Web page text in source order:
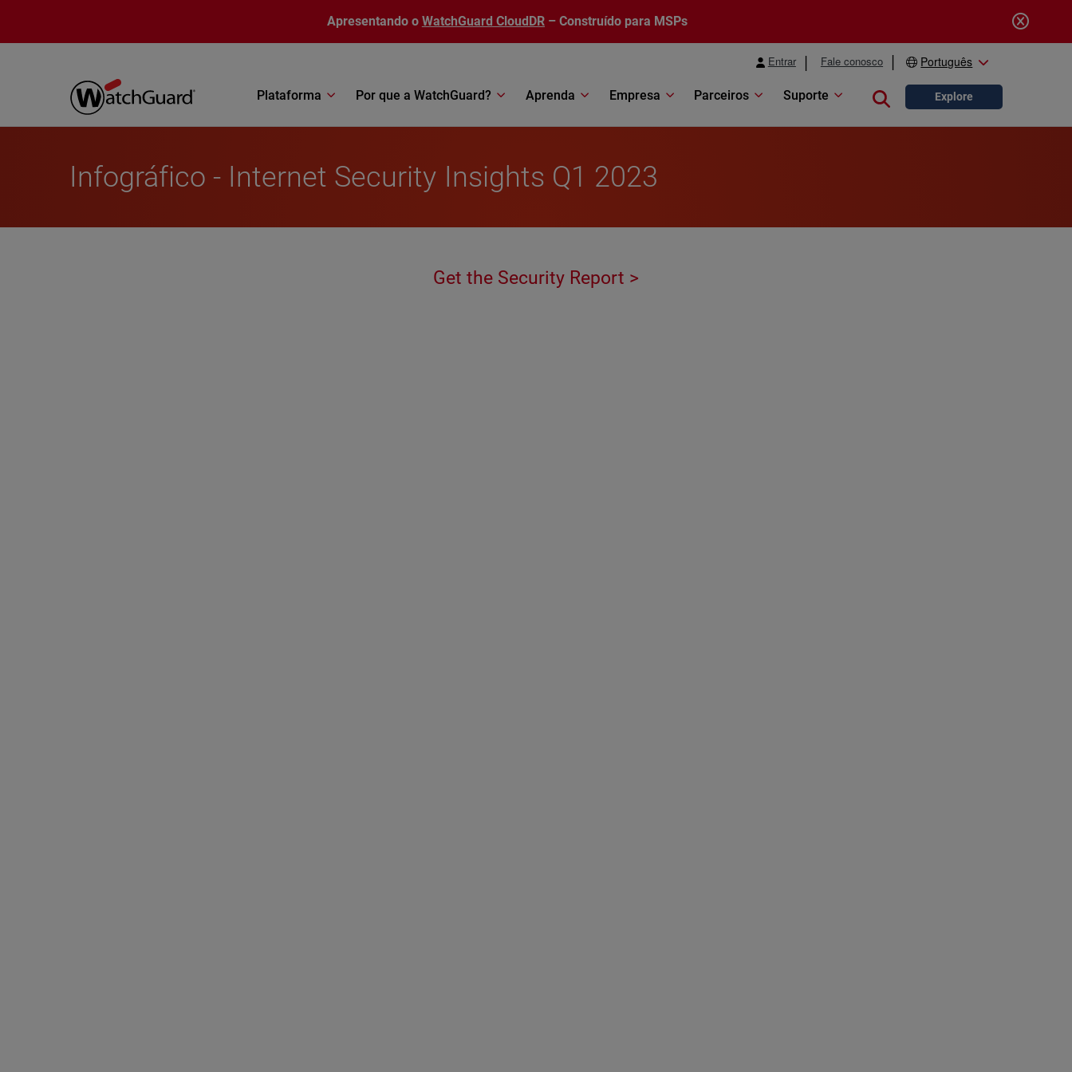
Apresentando o WatchGuard CloudDR – Construído para MSPs
Entrar Fale conosco Português
Plataforma Por que a WatchGuard? Aprenda Empresa Parceiros Suporte Close search
Explore
Infográfico - Internet Security Insights Q1 2023
Get the Security Report >